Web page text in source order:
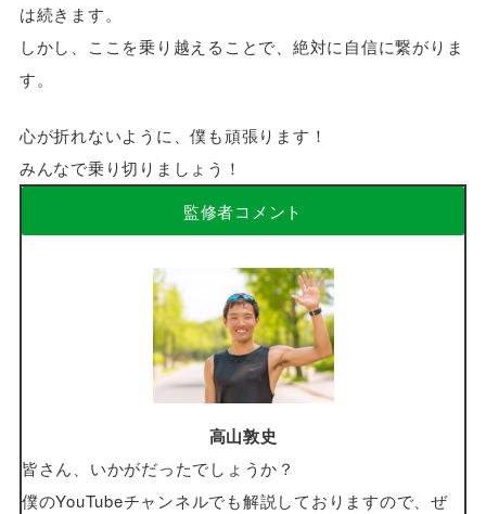
は続きます。
しかし、ここを乗り越えることで、絶対に自信に繋がりま
す。
心が折れないように、僕も頑張ります！
みんなで乗り切りましょう！
監修者コメント
高山敦史
皆さん、いかがだったでしょうか？
僕のYouTubeチャンネルでも解説しておりますので、ぜ